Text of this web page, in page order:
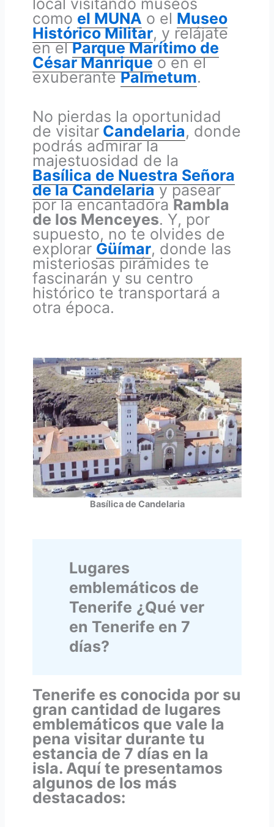
local visitando museos
como el MUNA o el Museo
Histórico Militar, y relájate
en elParque Marítimo de
César Manriqueo en el
exuberantePalmetum.
No pierdas la oportunidad
de visitar Candelaria, donde
podrás admirar la
majestuosidad de la
Basílica de Nuestra Señora
de la Candelariay pasear
por la encantadoraRambla
de los Menceyes. Y, por
supuesto, no te olvides de
explorar Güímar, donde las
misteriosas pirámides te
fascinarán y su centro
histórico te transportará a
otra época.
Basílica de Candelaria
Lugares
emblemáticos de
Tenerife ¿Qué ver
en Tenerife en 7
días?
Tenerife es conocida por su
gran cantidad de lugares
emblemáticos que vale la
pena visitar durante tu
estancia de 7 días en la
isla. Aquí te presentamos
algunos de los más
destacados: